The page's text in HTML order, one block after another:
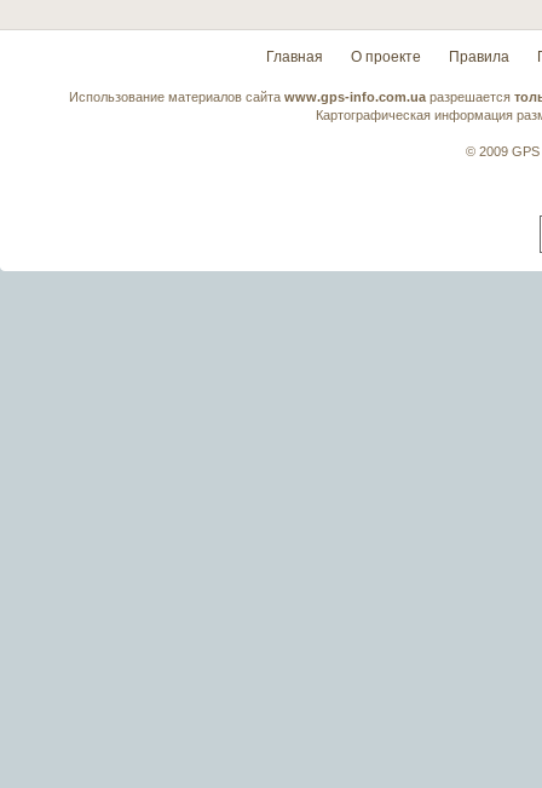
Главная О проекте Правила
Использование материалов сайта www.gps-info.com.uaразрешается
Картографическая информация
© 2009 GPS